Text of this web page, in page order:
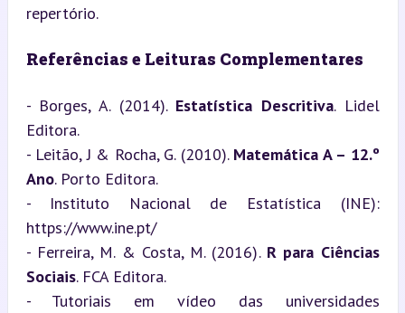
repertório.
Referências e Leituras Complementares
- Borges, A. (2014). Estatística Descritiva. Lidel
Editora.
- Leitão, J & Rocha, G. (2010). Matemática A – 12.º
Ano. Porto Editora.
- Instituto Nacional de Estatística (INE):
https://www.ine.pt/
- Ferreira, M. & Costa, M. (2016). R para Ciências
Sociais. FCA Editora.
- Tutoriais em vídeo das universidades